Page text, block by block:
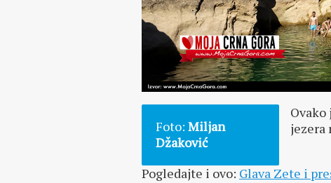
Foto: Miljan
Džaković
Ovako
jezera
Pogledajte i ovo: Glava Zete i